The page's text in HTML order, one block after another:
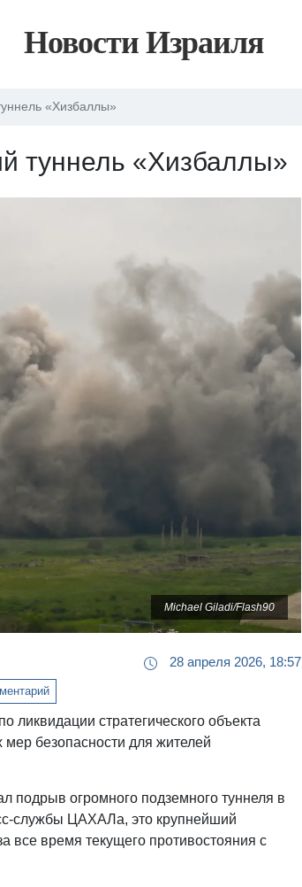
Новости Израиля
«Хизбаллы»
туннель «Хизбаллы»
Michael Giladi/Flash90
28 апреля 2026, 18:57
стратегического объекта
безопасности для жителей
подрыв огромного подземного туннеля в
службы ЦАХАЛа, это крупнейший
время текущего противостояния с